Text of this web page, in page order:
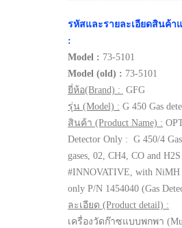
รหัสและรายละเอียดสินค้
:
Model : 73-5101
Model (old) : 73-5101
ยี่ห้อ(Brand) : GFG
รุ่น (Model) : G 450 Gas
สินค้า (Product Name) :
Detector Only : G 450/4
gases, 02, CH4, CO and H2S
#INNOVATIVE, with NiMH
only P/N 1454040 (Gas
ละเอียด (Product detail) :
เครื่องวัดก๊าซแบบพกพา